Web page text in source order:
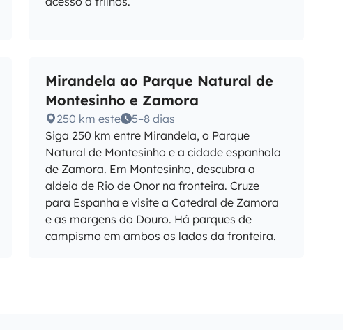
Mirandela ao Parque Natural de
Montesinho e Zamora
250 km este
5–8 dias
Siga 250 km entre Mirandela, o Parque
Natural de Montesinho e a cidade espanhola
de Zamora. Em Montesinho, descubra a
aldeia de Rio de Onor na fronteira. Cruze
para Espanha e visite a Catedral de Zamora
e as margens do Douro. Há parques de
campismo em ambos os lados da fronteira.